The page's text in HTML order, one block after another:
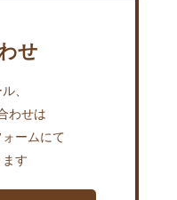
せ
、
わせは
ームにて
す